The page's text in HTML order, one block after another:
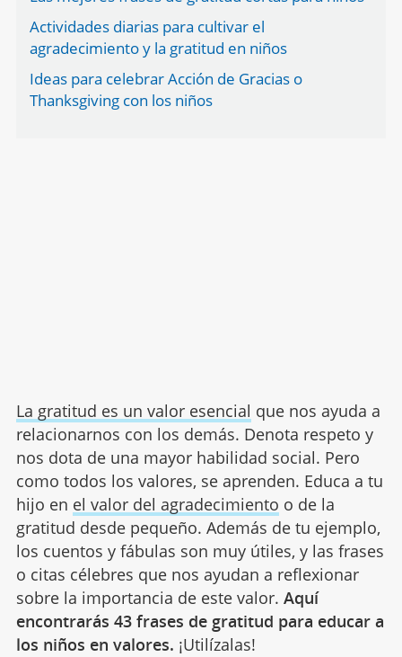
Actividades diarias para cultivar el
agradecimiento y la gratitud en niños
Ideas para celebrar Acción de Gracias o
Thanksgiving con los niños
La gratitud es un valor esencial que nos ayuda a
relacionarnos con los demás. Denota respeto y
nos dota de una mayor habilidad social. Pero
como todos los valores, se aprenden. Educa a tu
hijo en el valor del agradecimiento o de la
gratitud desde pequeño. Además de tu ejemplo,
los cuentos y fábulas son muy útiles, y las frases
o citas célebres que nos ayudan a reflexionar
sobre la importancia de este valor. Aquí
encontrarás 43 frases de gratitud para educar a
los niños en valores. ¡Utilízalas!